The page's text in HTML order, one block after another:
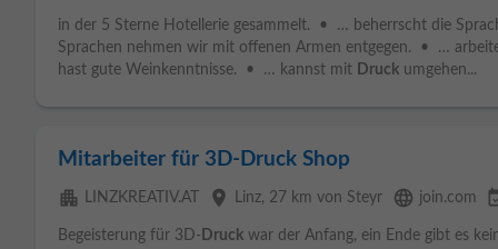
in der 5 Sterne Hotellerie gesammelt. • … beherrscht die
Sprachen nehmen wir mit offenen Armen entgegen. • …
hast gute Weinkenntnisse. • … kannst mit Druck umgehen...
Mitarbeiter für 3D-Druck Shop
apartment LINZKREATIV.AT place Linz, 27 km von Steyr language join.com
Begeisterung für 3D- Druck war der Anfang, ein Ende gibt es